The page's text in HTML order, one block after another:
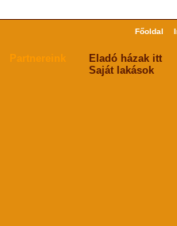
Főoldal
Partnereink Eladó házak itt
Saját lakások